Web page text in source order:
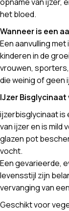
opname van ijzer,
het bloed.
Wanneer is een
Een aanvulling
kinderen in de
vrouwen,
die weinig of geen
IJzer Bisglycinaat
ijzerbisglycinaat is
van ijzer en is mild
glazen pot
vocht.
Een gevarieerde,
levensstijl zijn
vervanging van
Geschikt voor